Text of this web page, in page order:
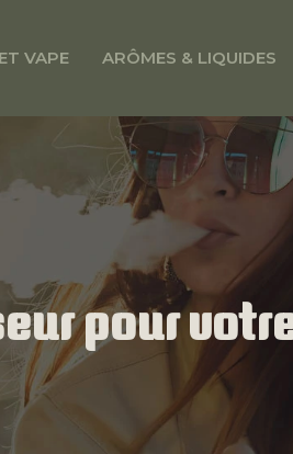
VAPE ARÔMES & LIQUIDES
pour